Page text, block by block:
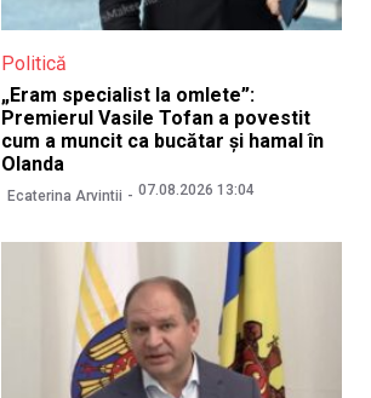
Politică
„Eram specialist la omlete”:
Premierul Vasile Tofan a povestit
cum a muncit ca bucătar și hamal în
Olanda
Ecaterina Arvintii 07.08.2026 13:04